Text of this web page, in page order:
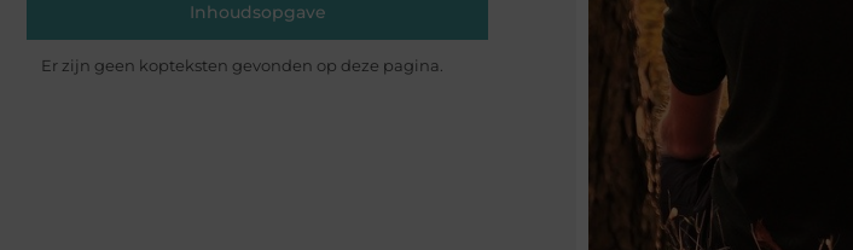
Inhoudsopgave
Er zijn geen kopteksten gevonden op deze pagina.